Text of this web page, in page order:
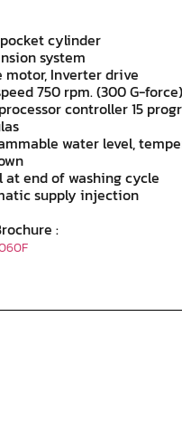
cylinder
system
motor, Inverter drive
750 rpm. (300 G-force)
controller 15
water level,
at end of washing cycle
supply injection
: